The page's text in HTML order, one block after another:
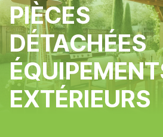
PIÈCES
DÉTACHÉES
EXTÉRIEURS